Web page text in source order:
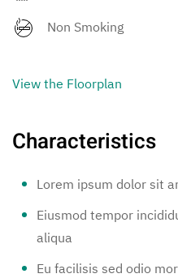
Non Smoking
View the Floorplan
Characteristics
Lorem ipsum dolor sit
Eiusmod tempor
aliqua
Eu facilisis sed odio